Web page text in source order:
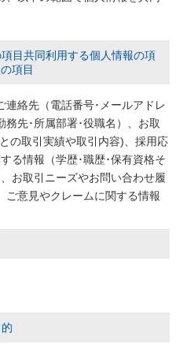
目共同利用する個人情報の項
項目
連絡先（電話番号･メールアドレ
務先･所属部署･役職名）、お取
の取引実績や取引内容)、採用応
る情報（学歴･職歴･保有資格そ
お取引ニーズやお問い合わせ履
ご意見やクレームに関する情報